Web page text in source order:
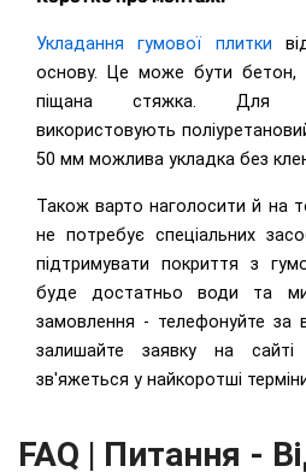
Укладання гумової плитки
основу. Це може бути бетон,
піщана стяжка. Для
використовують
50 мм можлива укладка без
Також варто наголосити й на
не потребує спеціальних
підтримувати покриття з
буде достатньо води та
замовлення - телефонуйте за
залишайте заявку на
зв'яжеться у найкоротші
FAQ | Питання -